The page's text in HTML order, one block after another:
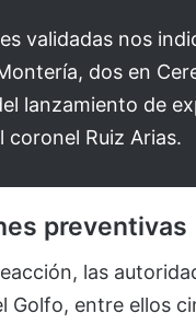
validadas nos
dos en
lanzamiento de
coronel Ruiz Arias.
preventivas
las
Golfo, entre ellos